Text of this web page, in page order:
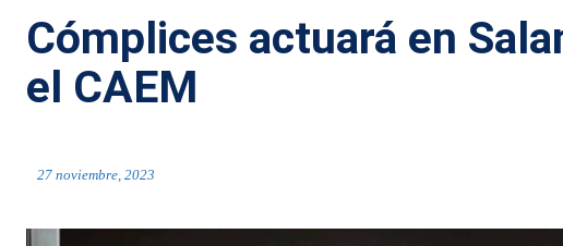
Cómplices actuará en
el CAEM
27 noviembre, 2023